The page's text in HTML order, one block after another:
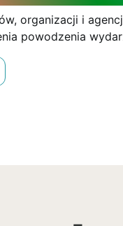
organizacji i
powodzenia